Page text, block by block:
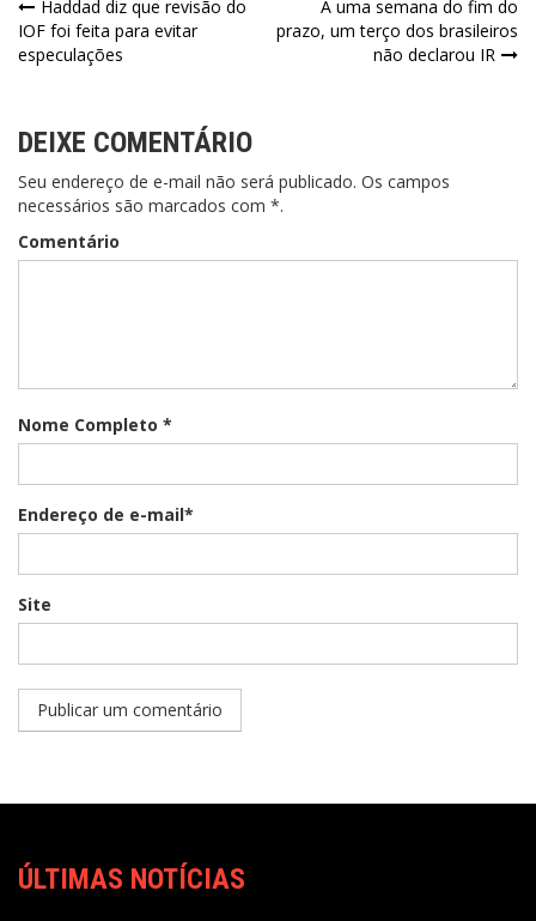
Haddad diz que revisão do
IOF foi feita para evitar
especulações
A uma semana do fim do
prazo, um terço dos brasileiros
não declarou IR
DEIXE COMENTÁRIO
Seu endereço de e-mail não será publicado. Os campos
necessários são marcados com *.
Comentário
Nome Completo *
Endereço de e-mail*
Site
ÚLTIMAS NOTÍCIAS